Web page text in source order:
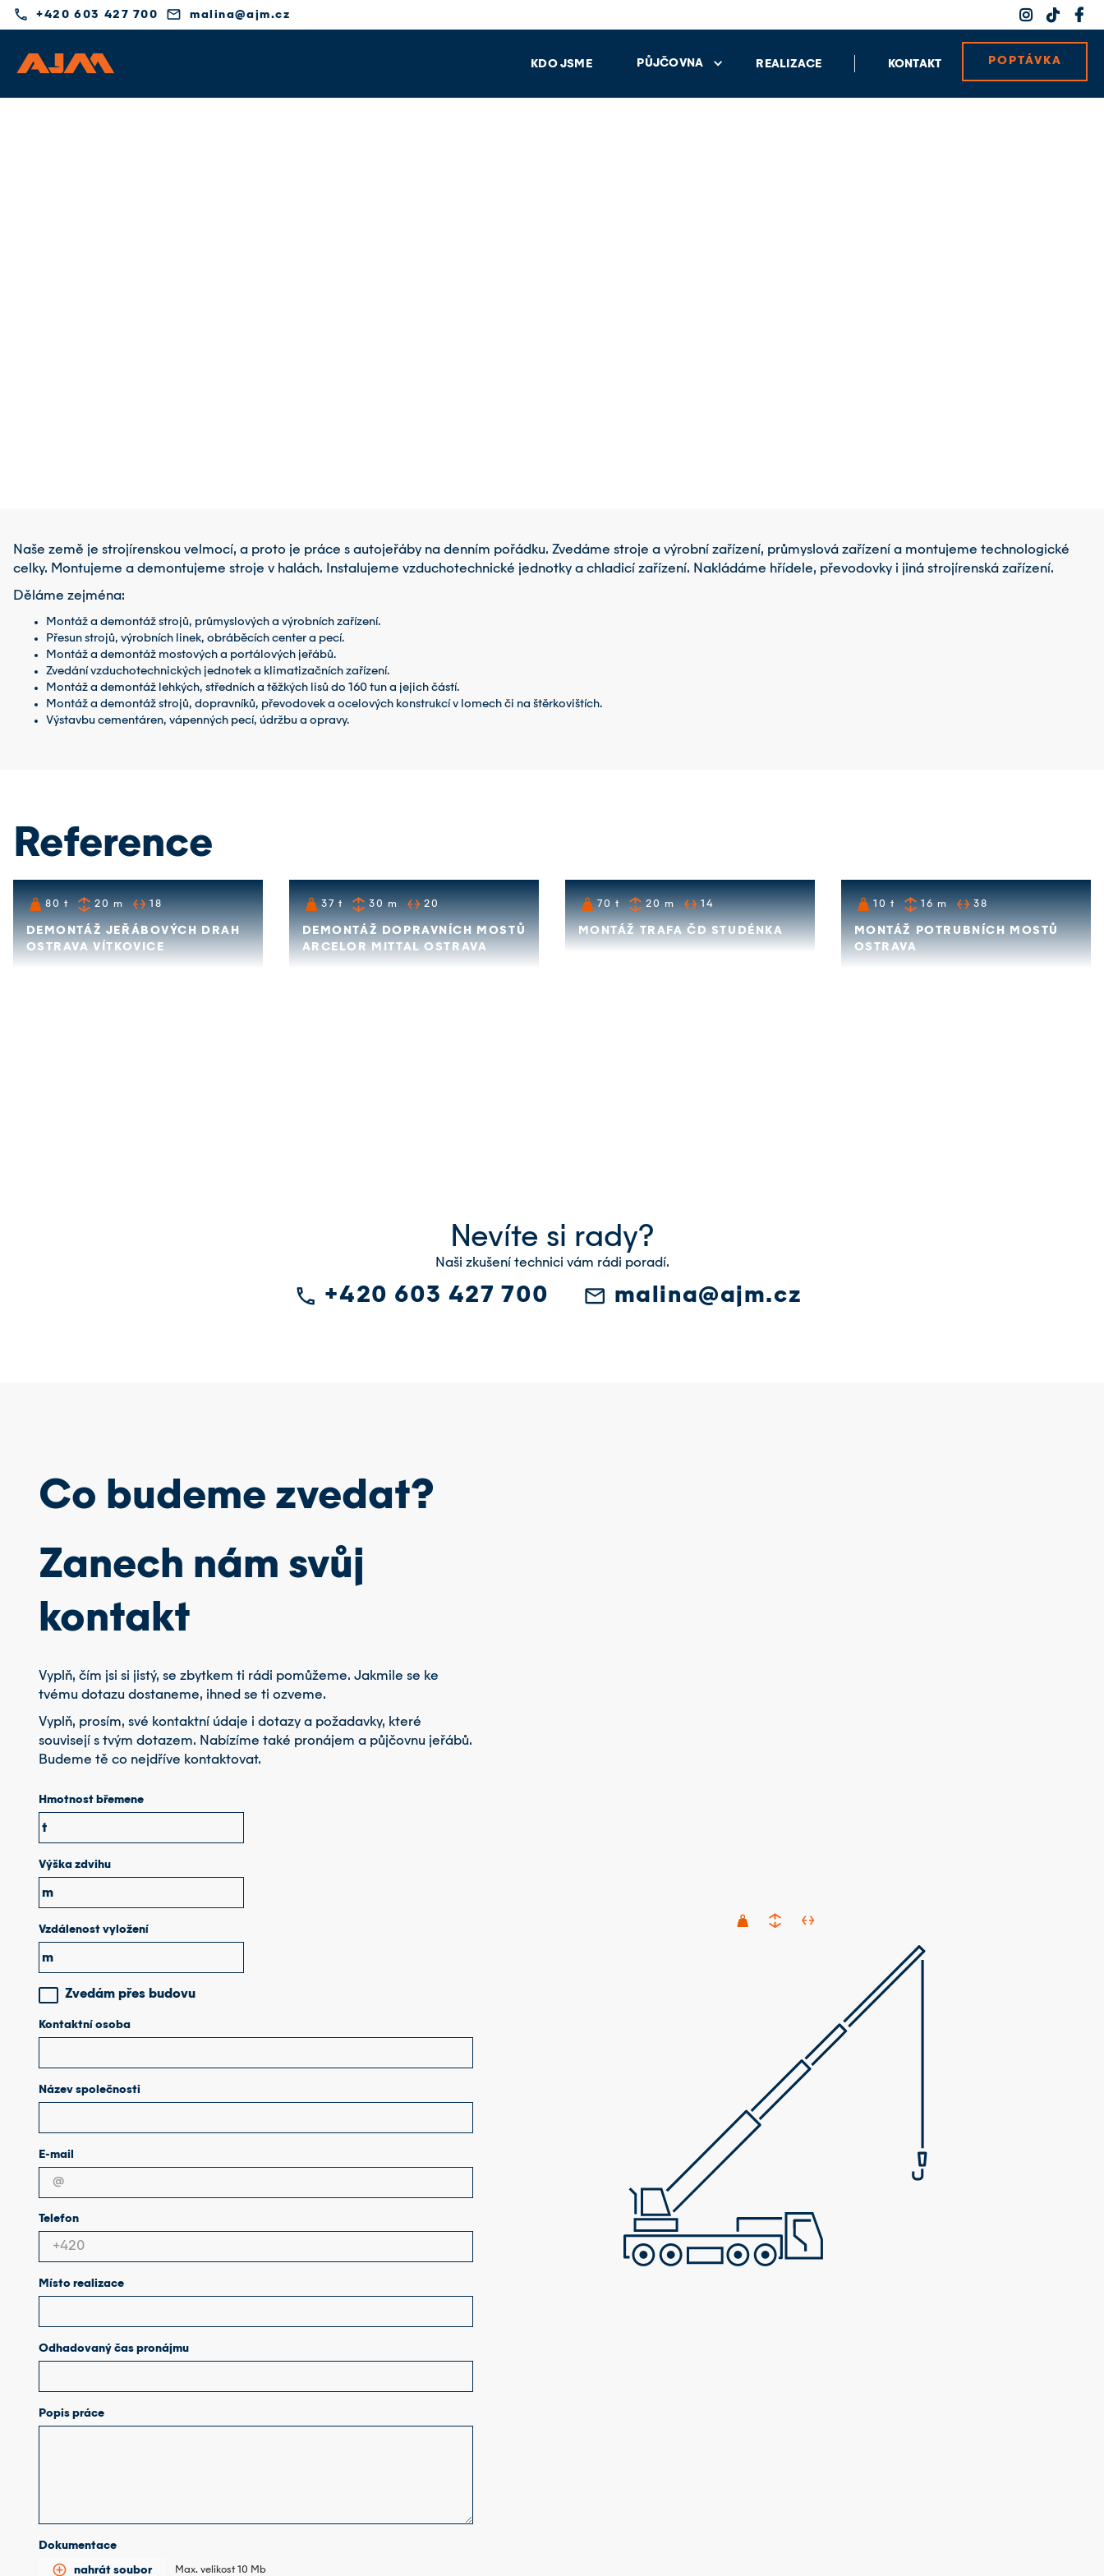
phone +420 603 427 700 email malina@ajm.cz   
KDO JSME PŮJČOVNA REALIZACE KONTAKT POPTÁVKA
Naše země je strojírenskou velmocí, a proto je práce s autojeřáby na denním pořádku. Zvedáme stroje a výrobní zařízení, průmyslová zařízení a montujeme technologické
celky. Montujeme a demontujeme stroje v halách. Instalujeme vzduchotechnické jednotky a chladicí zařízení. Nakládáme hřídele, převodovky i jiná strojírenská zařízení.
Děláme zejména:
Montáž a demontáž strojů, průmyslových a výrobních zařízení.
Přesun strojů, výrobních linek, obráběcích center a pecí.
Montáž a demontáž mostových a portálových jeřábů.
Zvedání vzduchotechnických jednotek a klimatizačních zařízení.
Montáž a demontáž lehkých, středních a těžkých lisů do 160 tun a jejich částí.
Montáž a demontáž strojů, dopravníků, převodovek a ocelových konstrukcí v lomech či na štěrkovištích.
Výstavbu cementáren, vápenných pecí, údržbu a opravy.
Reference
80 t 20 m 18
DEMONTÁŽ JEŘÁBOVÝCH DRAH
OSTRAVA VÍTKOVICE
37 t 30 m 20
DEMONTÁŽ DOPRAVNÍCH MOSTŮ
ARCELOR MITTAL OSTRAVA
70 t 20 m 14
MONTÁŽ TRAFA ČD STUDÉNKA
10 t 16 m 38
MONTÁŽ POTRUBNÍCH MOSTŮ
OSTRAVA
Nevíte si rady?
Naši zkušení technici vám rádi poradí.
phone +420 603 427 700 email malina@ajm.cz
Co budeme zvedat?
Zanech nám svůj
kontakt
Vyplň, čím jsi si jistý, se zbytkem ti rádi pomůžeme. Jakmile se ke
tvému dotazu dostaneme, ihned se ti ozveme.
Vyplň, prosím, své kontaktní údaje i dotazy a požadavky, které
souvisejí s tvým dotazem. Nabízíme také pronájem a půjčovnu jeřábů.
Budeme tě co nejdříve kontaktovat.
Hmotnost břemene
t
Výška zdvihu
m
Vzdálenost vyložení
m
Zvedám přes budovu
Kontaktní osoba
Název společnosti
E-mail
Telefon
Místo realizace
Odhadovaný čas pronájmu
Popis práce
Dokumentace
add_circle_outline nahrát soubor Max. velikost 10 Mb